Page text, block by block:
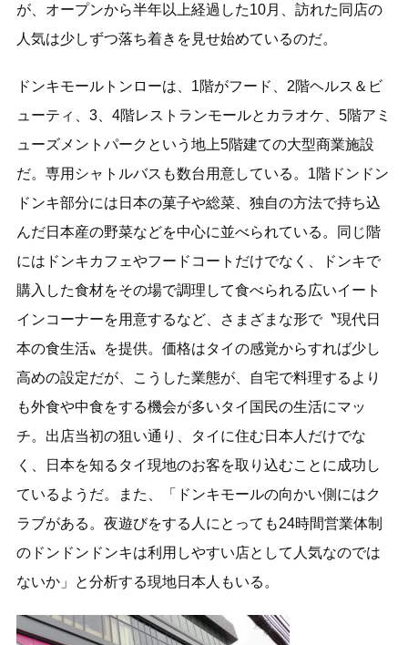
が、オープンから半年以上経過した10月、訪れた同店の
人気は少しずつ落ち着きを見せ始めているのだ。
ドンキモールトンローは、1階がフード、2階ヘルス＆ビ
ューティ、3、4階レストランモールとカラオケ、5階アミ
ューズメントパークという地上5階建ての大型商業施設
だ。専用シャトルバスも数台用意している。1階ドンドン
ドンキ部分には日本の菓子や総菜、独自の方法で持ち込
んだ日本産の野菜などを中心に並べられている。同じ階
にはドンキカフェやフードコートだけでなく、ドンキで
購入した食材をその場で調理して食べられる広いイート
インコーナーを用意するなど、さまざまな形で〝現代日
本の食生活〟を提供。価格はタイの感覚からすれば少し
高めの設定だが、こうした業態が、自宅で料理するより
も外食や中食をする機会が多いタイ国民の生活にマッ
チ。出店当初の狙い通り、タイに住む日本人だけでな
く、日本を知るタイ現地のお客を取り込むことに成功し
ているようだ。また、「ドンキモールの向かい側にはク
ラブがある。夜遊びをする人にとっても24時間営業体制
のドンドンドンキは利用しやすい店として人気なのでは
ないか」と分析する現地日本人もいる。